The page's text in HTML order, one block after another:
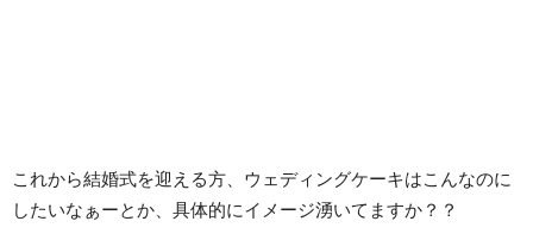
これから結婚式を迎える方、ウェディングケーキはこんなのに
したいなぁーとか、具体的にイメージ湧いてますか？？